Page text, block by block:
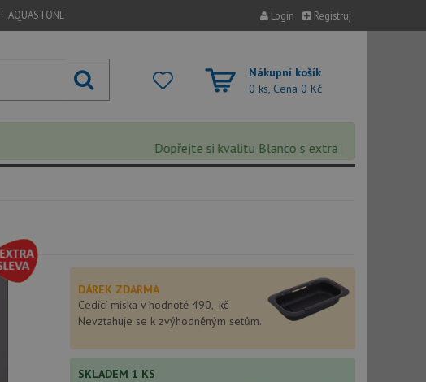
AQUASTONE Login Registruj
Nákupní košík
0 ks, Cena 0 Kč
Dopřejte si kvalitu Blanco s extra 5% slevou – sleva
DÁREK ZDARMA
Cedící miska v hodnotě 490,- kč
Nevztahuje se k zvýhodněným setům.
SKLADEM 1 KS